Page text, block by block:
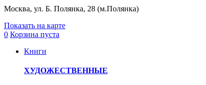
Москва, ул. Б. Полянка, 28 (м.Полянка)
Показать на карте
0 Корзина пуста
Книги
ХУДОЖЕСТВЕННЫЕ